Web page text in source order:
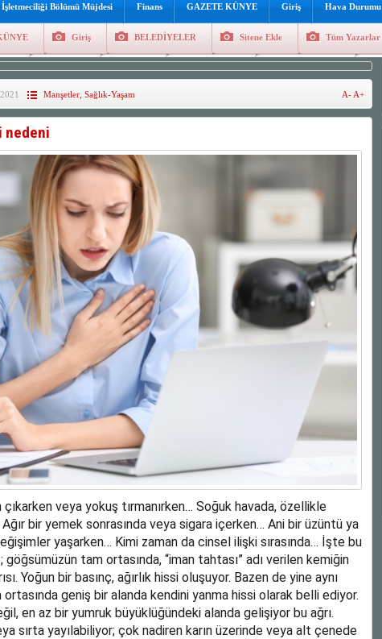
Bölümü Müjdesi Finans GAZETE KÜNYE Giriş Hava Durumu
Giriş BELEDİYELER Sitene Ekle Tüm Yazarlar
Güncel Genel Foto Galeri Hava Durumu
Manşetler, Sağlık-Yaşam A- A+
nedeni
veya yokuş tırmanırken… Soğuk havada, özellikle
bir yemek sonrasında veya sigara içerken… Ani bir üzüntü ya
yaşarken… Kimi zaman da cinsel ilişki sırasında… İşte bu
tam ortasında, “iman tahtası” adı verilen kemiğin
Yoğun bir basınç, ağırlık hissi oluşuyor. Bazen de yine aynı
geniş bir alanda kendini yanma hissi olarak belli ediyor.
en az bir yumruk büyüklüğündeki alanda gelişiyor bu ağrı.
sırta yayılabiliyor; çok nadiren karın üzerinde veya alt çenede